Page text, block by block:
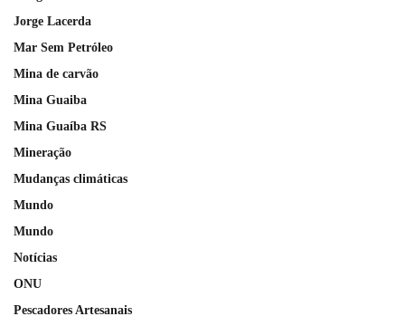
Jorge Lacerda
Mar Sem Petróleo
Mina de carvão
Mina Guaiba
Mina Guaíba RS
Mineração
Mudanças climáticas
Mundo
Mundo
Notícias
ONU
Pescadores Artesanais